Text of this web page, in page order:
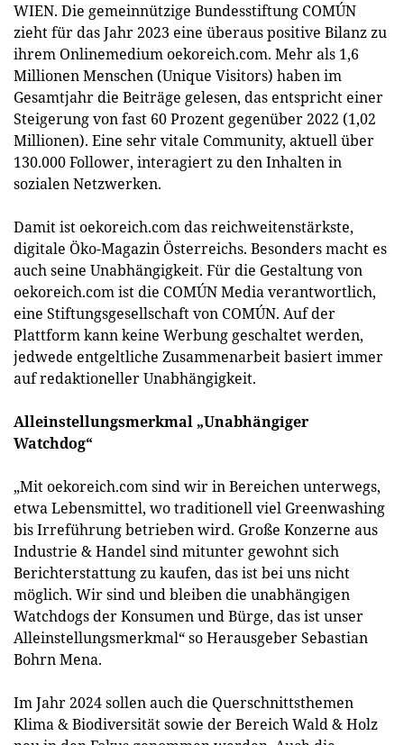
WIEN. Die gemeinnützige Bundesstiftung COMÚN
zieht für das Jahr 2023 eine überaus positive Bilanz zu
ihrem Onlinemedium oekoreich.com. Mehr als 1,6
Millionen Menschen (Unique Visitors) haben im
Gesamtjahr die Beiträge gelesen, das entspricht einer
Steigerung von fast 60 Prozent gegenüber 2022 (1,02
Millionen). Eine sehr vitale Community, aktuell über
130.000 Follower, interagiert zu den Inhalten in
sozialen Netzwerken.
Damit ist oekoreich.com das reichweitenstärkste,
digitale Öko-Magazin Österreichs. Besonders macht es
auch seine Unabhängigkeit. Für die Gestaltung von
oekoreich.com ist die COMÚN Media verantwortlich,
eine Stiftungsgesellschaft von COMÚN. Auf der
Plattform kann keine Werbung geschaltet werden,
jedwede entgeltliche Zusammenarbeit basiert immer
auf redaktioneller Unabhängigkeit.
Alleinstellungsmerkmal „Unabhängiger
Watchdog“
„Mit oekoreich.com sind wir in Bereichen unterwegs,
etwa Lebensmittel, wo traditionell viel Greenwashing
bis Irreführung betrieben wird. Große Konzerne aus
Industrie & Handel sind mitunter gewohnt sich
Berichterstattung zu kaufen, das ist bei uns nicht
möglich. Wir sind und bleiben die unabhängigen
Watchdogs der Konsumen und Bürge, das ist unser
Alleinstellungsmerkmal“ so Herausgeber Sebastian
Bohrn Mena.
Im Jahr 2024 sollen auch die Querschnittsthemen
Klima & Biodiversität sowie der Bereich Wald & Holz